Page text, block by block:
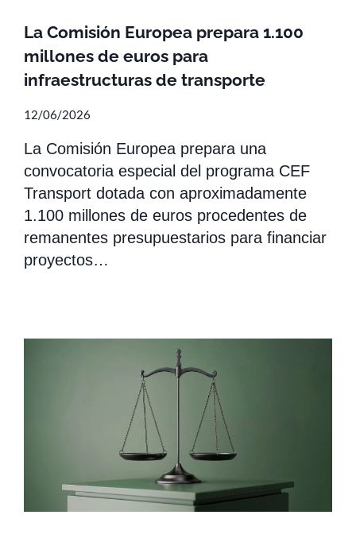
La Comisión Europea prepara 1.100
millones de euros para
infraestructuras de transporte
12/06/2026
La Comisión Europea prepara una
convocatoria especial del programa CEF
Transport dotada con aproximadamente
1.100 millones de euros procedentes de
remanentes presupuestarios para financiar
proyectos…